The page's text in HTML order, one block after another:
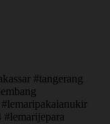
#tangerang